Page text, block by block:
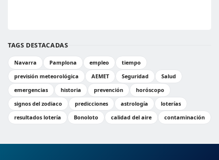
TAGS DESTACADAS
Navarra Pamplona empleo
tiempo
previsión meteorológica
AEMET Seguridad
Salud
emergencias
historia prevención
horóscopo
signos del zodiaco
predicciones astrología
loterías
resultados lotería
Bonoloto calidad del aire contaminación